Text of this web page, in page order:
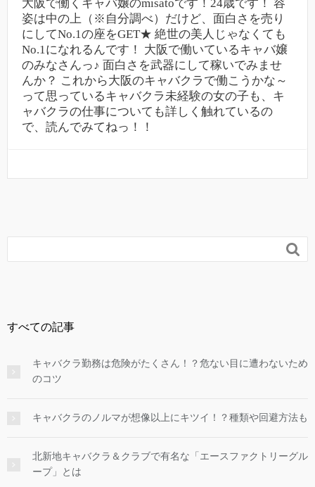
大阪で働くキャバ嬢のmisatoです！24歳です！ 容
姿は中の上（※自分調べ）だけど、面白さを売り
にしてNo.1の座をGET★ 絶世の美人じゃなくても
No.1になれるんです！ 大阪で働いているキャバ嬢
のみなさんっ♪ 面白さを武器にして稼いでみませ
んか？ これから大阪のキャバクラで働こうかな～
って思っているキャバクラ未経験の女の子も、キ
ャバクラの仕事についても詳しく触れているの
で、読んでみてねっ！！

すべての記事
キャバクラ勤務は危険がたくさん！？危ない目に遭わないため
のコツ
キャバクラのノルマが想像以上にキツイ！？種類や回避方法も
北新地キャバクラ＆クラブで有名な「エースファクトリーグル
ープ」とは